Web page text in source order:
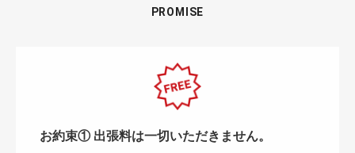
PROMISE
お約束① 出張料は一切いただきません。